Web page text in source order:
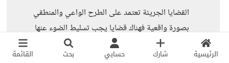
الرئيسية شارك حسابي بحث القائمة
القضايا الجريئة تعتمد على الطرح الواعي والمنطقي
بصورة واقعية فهناك قضايا يجب تسليط الضوء عنها
لمعرفة الحلول الممكنة أو لتفادي انتشارها ومن خلالها
يسمع صوت من لم تمنحه معاناته قوة الكلام والتصريح